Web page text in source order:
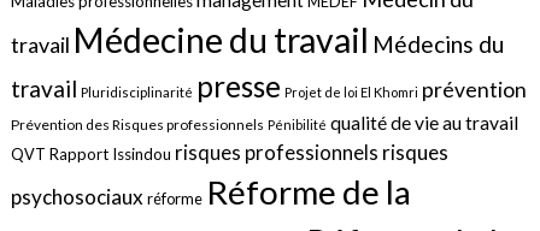
travail Médecine du travail Médecins du
travail Pluridisciplinarité presse Projet de loi El Khomri prévention
Prévention des Risques professionnels Pénibilité qualité de vie au travail
QVT Rapport Issindou risques professionnels risques
psychosociauxréforme Réforme de la